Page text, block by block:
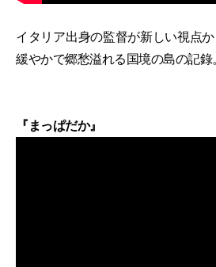
イタリア出身の監督が新しい視点か
緩やかで郷愁溢れる国境の島の記錄。
『まっぱだか』